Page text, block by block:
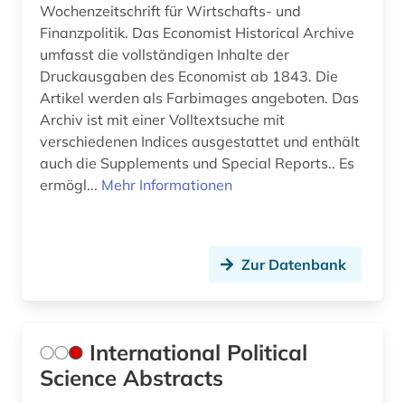
primärquelle (2)
protestantismus (1)
präsidentenwahl (6)
psychologie (1)
putin, vladimir vladimirovič | politiker;
staatspräsident (2)
qing dynastie (1)
Wochenzeitschrift für Wirtschafts- und
Finanzpolitik. Das Economist Historical Archive
umfasst die vollständigen Inhalte der
Druckausgaben des Economist ab 1843. Die
Artikel werden als Farbimages angeboten. Das
Archiv ist mit einer Volltextsuche mit
verschiedenen Indices ausgestattet und enthält
auch die Supplements und Special Reports.. Es
ermögl... Mehr Informationen
Zur Datenbank
International Political
Science Abstracts